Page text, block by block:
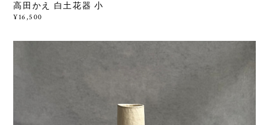
高田かえ 白土花器 小
¥16,500